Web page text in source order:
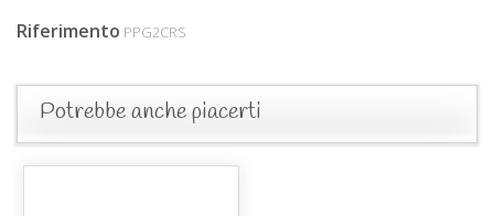
Riferimento PPG2CRS
Potrebbe anche piacerti